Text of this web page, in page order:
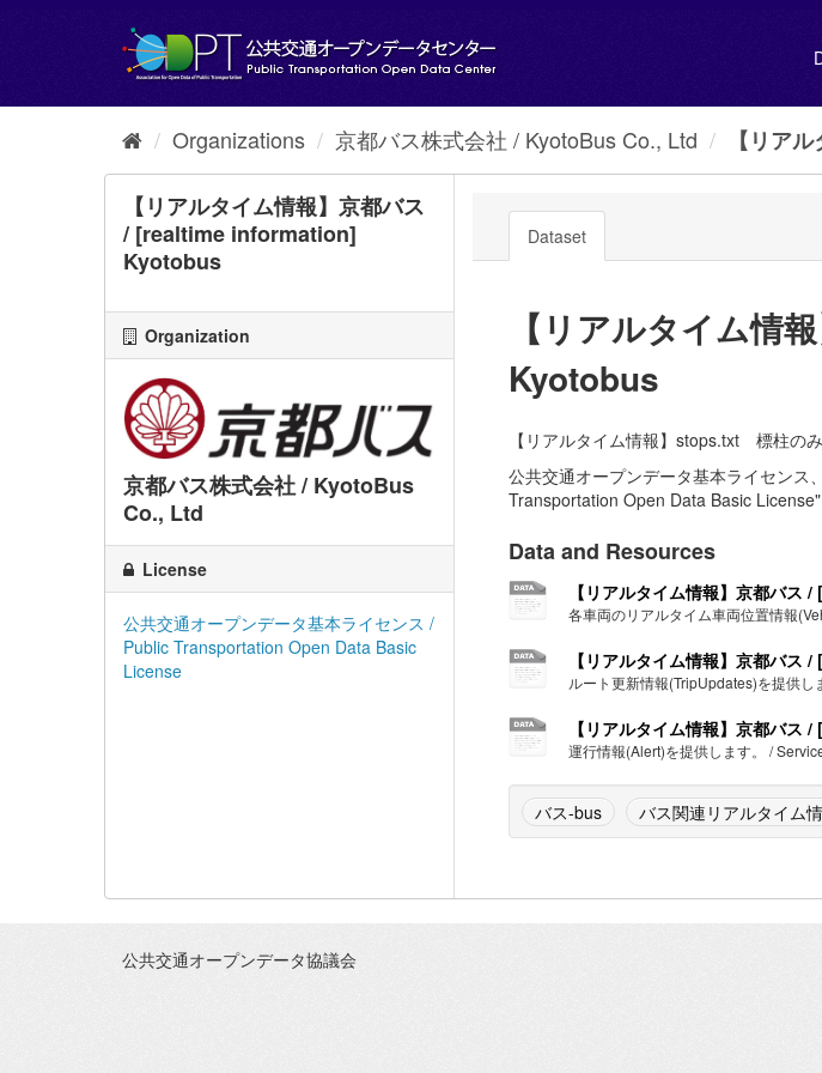
Organizations 京都バス株式会社 / KyotoBus Co., Ltd 【リア
【リアルタイム情報】京都バス
/ [realtime information]
Kyotobus
Organization
京都バス株式会社 / KyotoBus
Co., Ltd
License
公共交通オープンデータ基本ライセンス /
Public Transportation Open Data Basic
License
Dataset
【リアルタイム情
Kyotobus
【リアルタイム情報】stops.txt 標柱
公共交通オープンデータ基本ライセンス
Transportation Open Data Basic
Data and Resources
【リアルタイム情報】京都バ
各車両のリアルタイム車両位置情報
【リアルタイム情報】京都バ
ルート更新情報(TripUpdates)を提供
【リアルタイム情報】京都バ
運行情報(Alert)を提供します。 /
バス-bus バス関連リアルタイム
公共交通オープンデータ協議会